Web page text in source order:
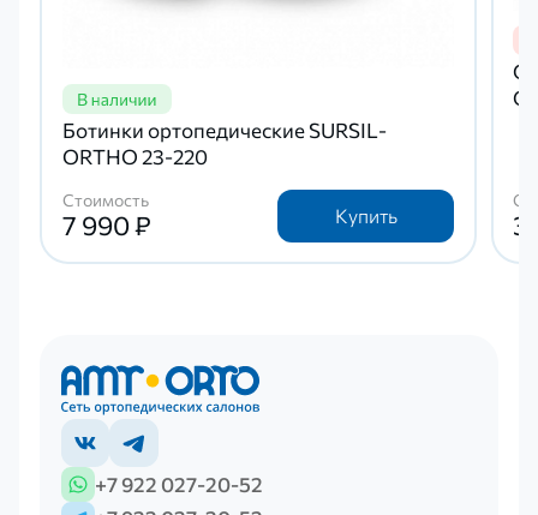
Ботинки ортопедические SURSIL-
ORTHO 23-220
Стоимость
7 990 ₽ Купить 3
+7 922 027-20-52